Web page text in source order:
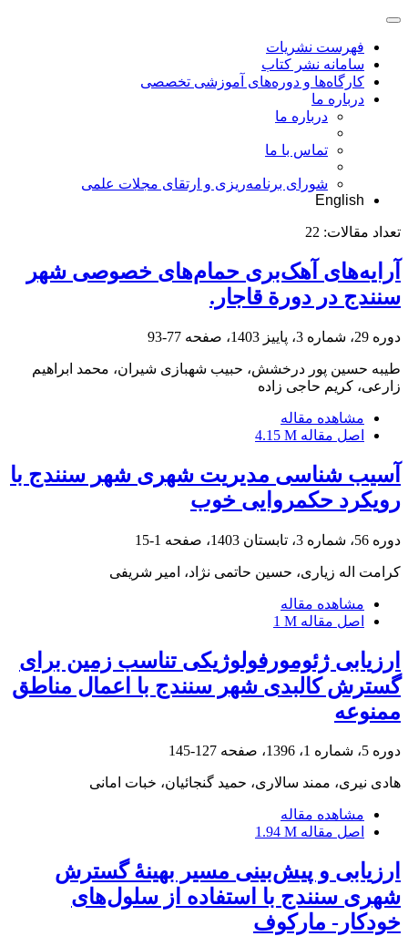
فهرست نشریات
سامانه نشر کتاب
کارگاه‌ها و دوره‌های آموزشی تخصصی
درباره ما
درباره ما
تماس با ما
شورای برنامه‌ریزی و ارتقای مجلات علمی
English
تعداد مقالات: 22
آرایه‌های آهک‌بری حمام‌های خصوصی شهر
سنندج در دورة قاجار.
دوره 29، شماره 3، پاییز 1403، صفحه 77-93
طیبه حسین پور درخشش، حبیب شهبازی شیران، محمد ابراهیم
زارعی، کریم حاجی زاده
مشاهده مقاله
اصل مقاله 4.15 M
آسیب شناسی مدیریت شهری شهر سنندج با
رویکرد حکمروایی خوب
دوره 56، شماره 3، تابستان 1403، صفحه 1-15
کرامت اله زیاری، حسین حاتمی نژاد، امیر شریفی
مشاهده مقاله
اصل مقاله 1 M
ارزیابی ژئومورفولوژیکی تناسب زمین برای
گسترش کالبدی شهر سنندج با اعمال مناطق
ممنوعه
دوره 5، شماره 1، 1396، صفحه 127-145
هادی نیری، ممند سالاری، حمید گنجائیان، خبات امانی
مشاهده مقاله
اصل مقاله 1.94 M
ارزیابی و پیش‌بینی مسیر بهینۀ گسترش
شهری سنندج با استفاده از سلول‌های
خودکار- مارکوف